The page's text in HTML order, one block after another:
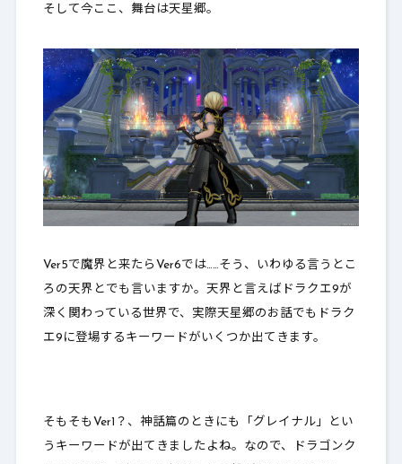
そして今ここ、舞台は天星郷。
Ver5で魔界と来たらVer6では……そう、いわゆる言うとこ
ろの天界とでも言いますか。天界と言えばドラクエ9が
深く関わっている世界で、実際天星郷のお話でもドラク
エ9に登場するキーワードがいくつか出てきます。
そもそもVer1？、神話篇のときにも「グレイナル」とい
うキーワードが出てきましたよね。なので、ドラゴンク